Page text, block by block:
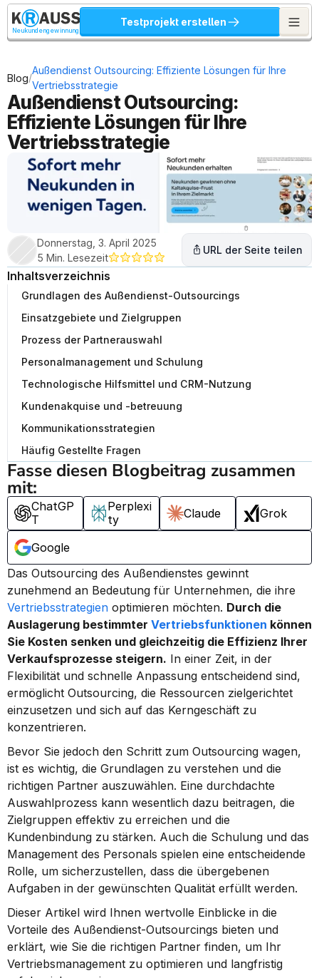
Neukundengewinnung
Testprojekt erstellen
Blog/
Außendienst Outsourcing: Effiziente Lösungen für Ihre
Vertriebsstrategie
Außendienst Outsourcing:
Effiziente Lösungen für Ihre
Vertriebsstrategie
Donnerstag, 3. April 2025
5 Min. Lesezeit
URL der Seite teilen
Inhaltsverzeichnis
Grundlagen des Außendienst-Outsourcings
Einsatzgebiete und Zielgruppen
Prozess der Partnerauswahl
Personalmanagement und Schulung
Technologische Hilfsmittel und CRM-Nutzung
Kundenakquise und -betreuung
Kommunikationsstrategien
Häufig Gestellte Fragen
Fasse diesen Blogbeitrag zusammen
mit:
ChatGP
T
Perplexi
ty
Claude Grok
Google
Das Outsourcing des Außendienstes gewinnt
Vertriebsstrategien optimieren möchten. Durch die
Auslagerung bestimmter Vertriebsfunktionen können
Sie Kosten senken und gleichzeitig die Effizienz Ihrer
Verkaufsprozesse steigern. In einer Zeit, in der
Flexibilität und schnelle Anpassung entscheidend sind,
ermöglicht Outsourcing, die Ressourcen zielgerichtet
einzusetzen und sich auf das Kerngeschäft zu
konzentrieren.
Bevor Sie jedoch den Schritt zum Outsourcing wagen,
ist es wichtig, die Grundlagen zu verstehen und die
richtigen Partner auszuwählen. Eine durchdachte
Auswahlprozess kann wesentlich dazu beitragen, die
Zielgruppen effektiv zu erreichen und die
Kundenbindung zu stärken. Auch die Schulung und das
Management des Personals spielen eine entscheidende
Rolle, um sicherzustellen, dass die übergebenen
Aufgaben in der gewünschten Qualität erfüllt werden.
Dieser Artikel wird Ihnen wertvolle Einblicke in die
Vorteile des Außendienst-Outsourcings bieten und
erklärt, wie Sie die richtigen Partner finden, um Ihr
Vertriebsmanagement zu optimieren und langfristig